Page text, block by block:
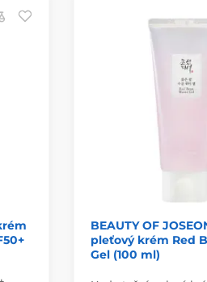
BEAUTY OF
pleťový krém Red
Gel (100 ml)